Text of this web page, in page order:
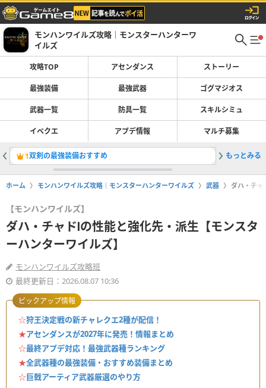
モンハンワイルズ攻略｜モンスターハンターワ
イルズ
攻略TOP アセンダンス ストーリー
最強装備 最強武器 ゴグマジオス
武器一覧 防具一覧 スキルシミュ
イベクエ アプデ情報 マルチ募集
1双剣の最強装備おすすめ 2最強装
もっとみる
ホーム モンハンワイルズ攻略｜モンスターハンターワイルズ 武器 ダハ・チャ
【モンハンワイルズ】
ダハ・チャドⅠの性能と強化先・派生【モンスタ
ーハンターワイルズ】
モンハンワイルズ攻略班
最終更新日：2026.08.07 10:36
☆狩王決定戦の新チャレクエ2種が配信！
★アセンダンスが2027年に発売！情報まとめ
☆最終アプデ対応！最強武器種ランキング
★全武器種の最強装備・おすすめ装備まとめ
☆巨戟アーティア武器厳選のやり方
ピックアップ情報